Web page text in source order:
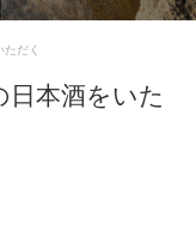
だく
日本酒をいた